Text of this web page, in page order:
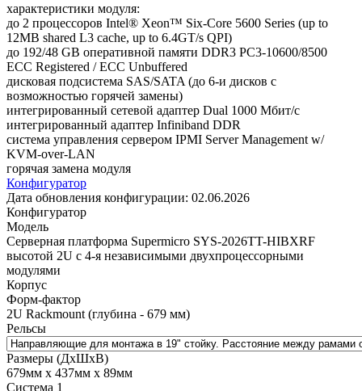
характеристики модуля:
до 2 процессоров Intel® Xeon™ Six-Core 5600 Series (up to
12MB shared L3 cache, up to 6.4GT/s QPI)
до 192/48 GB оперативной памяти DDR3 PC3-10600/8500
ECC Registered / ECC Unbuffered
дисковая подсистема SAS/SATA (до 6-и дисков с
возможностью горячей замены)
интегрированный сетевой адаптер Dual 1000 Мбит/с
интегрированный адаптер Infiniband DDR
система управления сервером IPMI Server Management w/
KVM-over-LAN
горячая замена модуля
Конфигуратор
Дата обновления конфигурации: 02.06.2026
Конфигуратор
Модель
Cерверная платформа Supermicro SYS-2026TT-HIBXRF
высотой 2U с 4-я независимыми двухпроцессорными
модулями
Корпус
Форм-фактор
2U Rackmount (глубина - 679 мм)
Рельсы
Размеры (ДхШхВ)
679мм х 437мм х 89мм
Система 1